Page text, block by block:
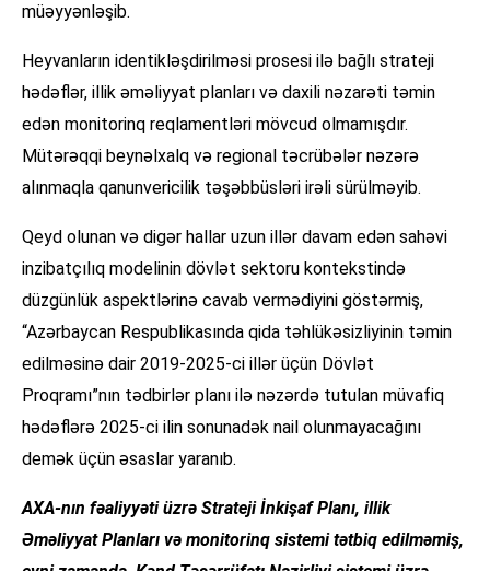
müəyyənləşib.
Heyvanların identikləşdirilməsi prosesi ilə bağlı strateji
hədəflər, illik əməliyyat planları və daxili nəzarəti təmin
edən monitorinq reqlamentləri mövcud olmamışdır.
Mütərəqqi beynəlxalq və regional təcrübələr nəzərə
alınmaqla qanunvericilik təşəbbüsləri irəli sürülməyib.
Qeyd olunan və digər hallar uzun illər davam edən sahəvi
inzibatçılıq modelinin dövlət sektoru kontekstində
düzgünlük aspektlərinə cavab vermədiyini göstərmiş,
“Azərbaycan Respublikasında qida təhlükəsizliyinin təmin
edilməsinə dair 2019-2025-ci illər üçün Dövlət
Proqramı”nın tədbirlər planı ilə nəzərdə tutulan müvafiq
hədəflərə 2025-ci ilin sonunadək nail olunmayacağını
demək üçün əsaslar yaranıb.
AXA-nın fəaliyyəti üzrə Strateji İnkişaf Planı, illik
Əməliyyat Planları və monitorinq sistemi tətbiq edilməmiş,